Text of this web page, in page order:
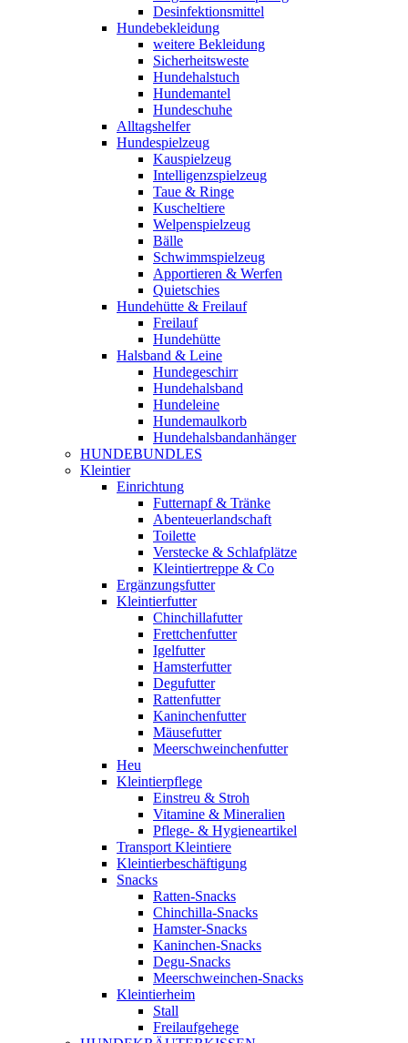
Desinfektionsmittel
Hundebekleidung
weitere Bekleidung
Sicherheitsweste
Hundehalstuch
Hundemantel
Hundeschuhe
Alltagshelfer
Hundespielzeug
Kauspielzeug
Intelligenzspielzeug
Taue & Ringe
Kuscheltiere
Welpenspielzeug
Bälle
Schwimmspielzeug
Apportieren & Werfen
Quietschies
Hundehütte & Freilauf
Freilauf
Hundehütte
Halsband & Leine
Hundegeschirr
Hundehalsband
Hundeleine
Hundemaulkorb
Hundehalsbandanhänger
HUNDEBUNDLES
Kleintier
Einrichtung
Futternapf & Tränke
Abenteuerlandschaft
Toilette
Verstecke & Schlafplätze
Kleintiertreppe & Co
Ergänzungsfutter
Kleintierfutter
Chinchillafutter
Frettchenfutter
Igelfutter
Hamsterfutter
Degufutter
Rattenfutter
Kaninchenfutter
Mäusefutter
Meerschweinchenfutter
Heu
Kleintierpflege
Einstreu & Stroh
Vitamine & Mineralien
Pflege- & Hygieneartikel
Transport Kleintiere
Kleintierbeschäftigung
Snacks
Ratten-Snacks
Chinchilla-Snacks
Hamster-Snacks
Kaninchen-Snacks
Degu-Snacks
Meerschweinchen-Snacks
Kleintierheim
Stall
Freilaufgehege